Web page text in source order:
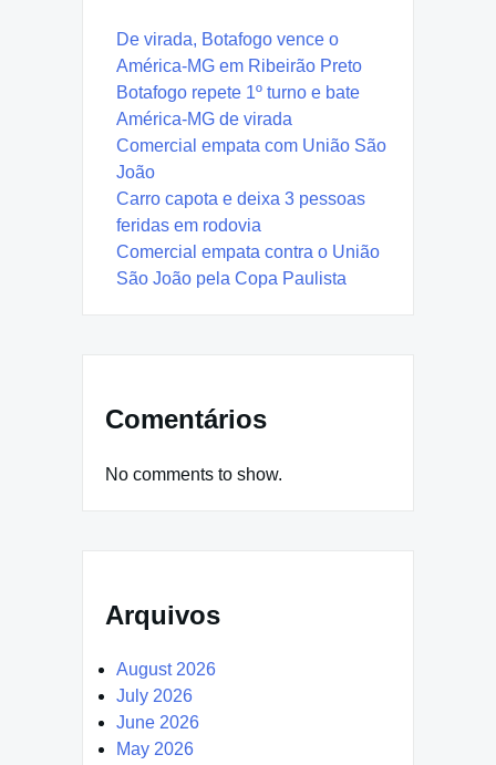
De virada, Botafogo vence o
América-MG em Ribeirão Preto
Botafogo repete 1º turno e bate
América-MG de virada
Comercial empata com União São
João
Carro capota e deixa 3 pessoas
feridas em rodovia
Comercial empata contra o União
São João pela Copa Paulista
Comentários
No comments to show.
Arquivos
August 2026
July 2026
June 2026
May 2026